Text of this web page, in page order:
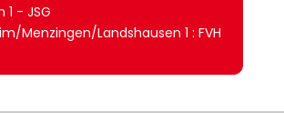
1 - JSG
Menzingen/Landshausen 1 : FVH